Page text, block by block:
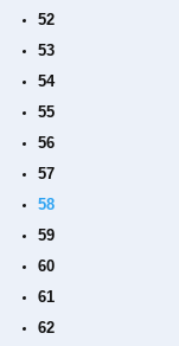
52
53
54
55
56
57
58
59
60
61
62